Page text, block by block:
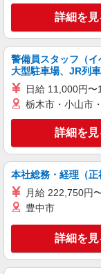
ヶ
キープ
詳細を見
警備員スタッフ（イ
大型駐車場、JR列車
日給 11,000円〜
栃木市・小山市
詳細を見
本社総務・経理（
月給 222,750円
豊中市
詳細を見